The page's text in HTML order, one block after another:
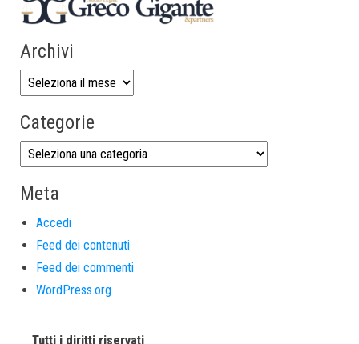
Archivi
Categorie
Meta
Accedi
Feed dei contenuti
Feed dei commenti
WordPress.org
Tutti i diritti riservati